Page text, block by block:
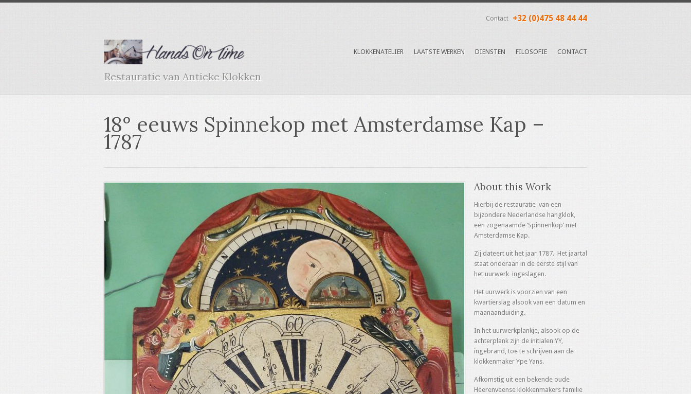
Contact +32 (0)475 48 44 44
Restauratie van Antieke Klokken
KLOKKENATELIER LAATSTE WERKEN DIENSTEN FILOSOFIE CONTACT
18° eeuws Spinnekop met Amsterdamse Kap –
1787
About this Work
Hierbij de restauratie van een
bijzondere Nederlandse hangklok,
een zogenaamde ‘Spinnenkop’ met
Amsterdamse Kap.
Zij dateert uit het jaar 1787. Het jaartal
staat onderaan in de eerste stijl van
het uurwerk ingeslagen.
Het uurwerk is voorzien van een
kwartierslag alsook van een datum en
maanaanduiding.
In het uurwerkplankje, alsook op de
achterplank zijn de initialen YY,
ingebrand, toe te schrijven aan de
klokkenmaker Ype Yans.
Afkomstig uit een bekende oude
Heerenveense klokkenmakers familie